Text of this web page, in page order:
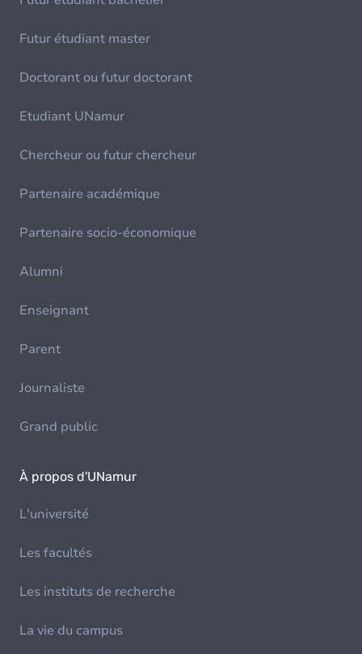
Futur étudiant master
Doctorant ou futur doctorant
Etudiant UNamur
Chercheur ou futur chercheur
Partenaire académique
Partenaire socio-économique
Alumni
Enseignant
Parent
Journaliste
Grand public
À propos d'UNamur
L'université
Les facultés
Les instituts de recherche
La vie du campus